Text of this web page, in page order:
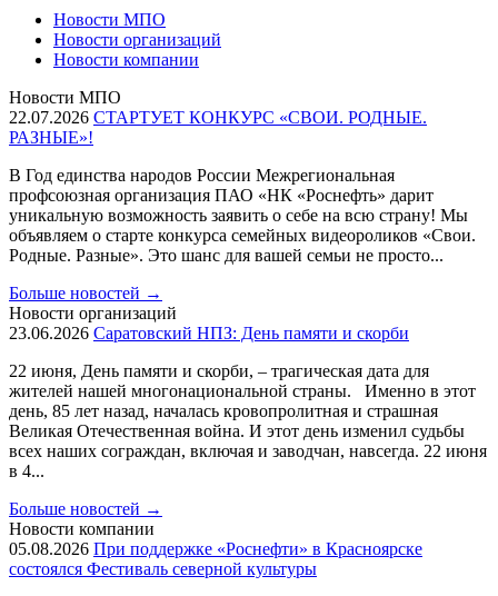
Новости МПО
Новости организаций
Новости компании
Новости МПО
22.07.2026 СТАРТУЕТ КОНКУРС «СВОИ. РОДНЫЕ.
РАЗНЫЕ»!
В Год единства народов России Межрегиональная
профсоюзная организация ПАО «НК «Роснефть» дарит
уникальную возможность заявить о себе на всю страну! Мы
объявляем о старте конкурса семейных видеороликов «Свои.
Родные. Разные». Это шанс для вашей семьи не просто...
Больше новостей →
Новости организаций
23.06.2026 Саратовский НПЗ: День памяти и скорби
22 июня, День памяти и скорби, – трагическая дата для
жителей нашей многонациональной страны. Именно в этот
день, 85 лет назад, началась кровопролитная и страшная
Великая Отечественная война. И этот день изменил судьбы
всех наших сограждан, включая и заводчан, навсегда. 22 июня
в 4...
Больше новостей →
Новости компании
05.08.2026 При поддержке «Роснефти» в Красноярске
состоялся Фестиваль северной культуры